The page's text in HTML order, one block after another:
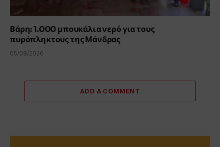
Βάρη: 1.000 μπουκάλια νερό για τους
πυρόπληκτους της Μάνδρας
05/08/2026
ADD A COMMENT